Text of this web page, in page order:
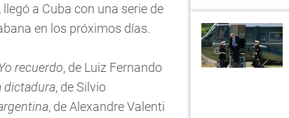
a Cuba con una serie de
en los próximos días.
recuerdo, de Luiz Fernando
dictadura, de Silvio
, de Alexandre Valenti